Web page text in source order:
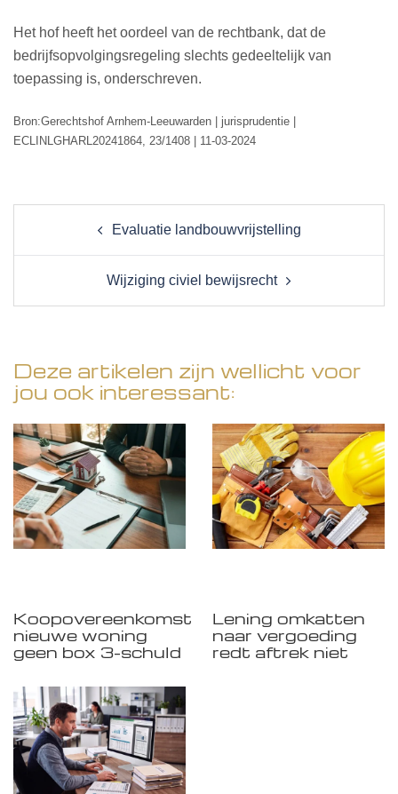
Het hof heeft het oordeel van de rechtbank, dat de
bedrijfsopvolgingsregeling slechts gedeeltelijk van
toepassing is, onderschreven.
Bron:Gerechtshof Arnhem-Leeuwarden | jurisprudentie |
ECLINLGHARL20241864, 23/1408 | 11-03-2024
Post
navigationEvaluatie landbouwvrijstelling
Wijziging civiel bewijsrecht
Deze artikelen zijn wellicht voor
jou ook interessant:
Koopovereenkomst
nieuwe woning
geen box 3-schuld
Lening omkatten
naar vergoeding
redt aftrek niet